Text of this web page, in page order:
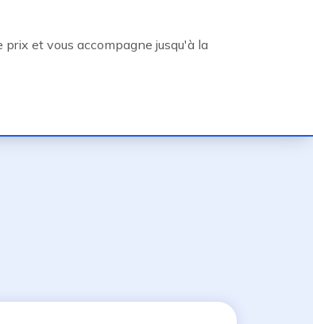
et vous accompagne jusqu'à la